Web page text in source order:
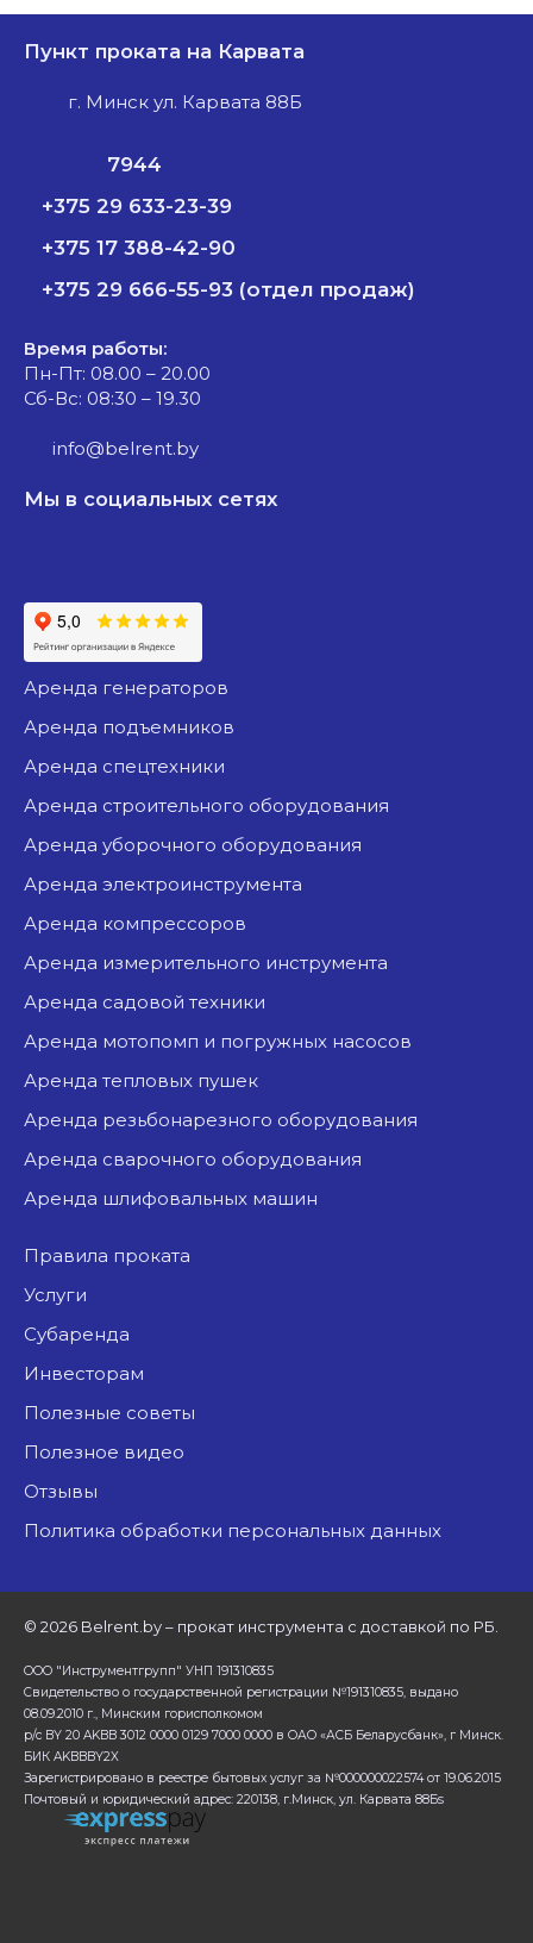
Пункт проката на Карвата
г. Минск ул. Карвата 88Б
7944
+375 29 633-23-39
+375 17 388-42-90
+375 29 666-55-93 (отдел продаж)
Время работы:
Пн-Пт: 08.00 – 20.00
Сб-Вс: 08:30 – 19.30
info@belrent.by
Мы в социальных сетях
аренда генераторов
аренда подъемников
аренда спецтехники
аренда строительного оборудования
аренда уборочного оборудования
аренда электроинструмента
аренда компрессоров
аренда измерительного инструмента
аренда садовой техники
аренда мотопомп и погружных насосов
аренда тепловых пушек
аренда резьбонарезного оборудования
аренда сварочного оборудования
аренда шлифовальных машин
Правила проката
Услуги
Субаренда
Инвесторам
Полезные советы
Полезное видео
Отзывы
Политика обработки персональных данных
© 2026 Belrent.by – прокат инструмента с доставкой по РБ.
ООО "Инструментгрупп" УНП 191310835
Свидетельство о государственной регистрации №191310835, выдано
08.09.2010 г., Минским горисполкомом
р/с BY 20 AKBB 3012 0000 0129 7000 0000 в ОАО «АСБ Беларусбанк», г Минск.
БИК AKBBBY2X
Зарегистрировано в реестре бытовых услуг за №000000022574 от 19.06.2015
Почтовый и юридический адрес: 220138, г.Минск, ул. Карвата 88Бs